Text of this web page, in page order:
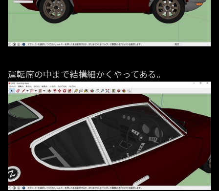
運転席の中まで結構細かくやってある。